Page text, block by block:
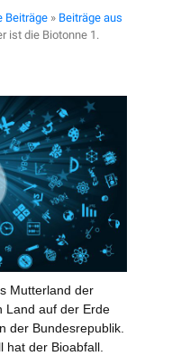
Beiträge » Beiträge aus
ist die Biotonne 1.
Mutterland der
Land auf der Erde
der Bundesrepublik.
hat der Bioabfall.